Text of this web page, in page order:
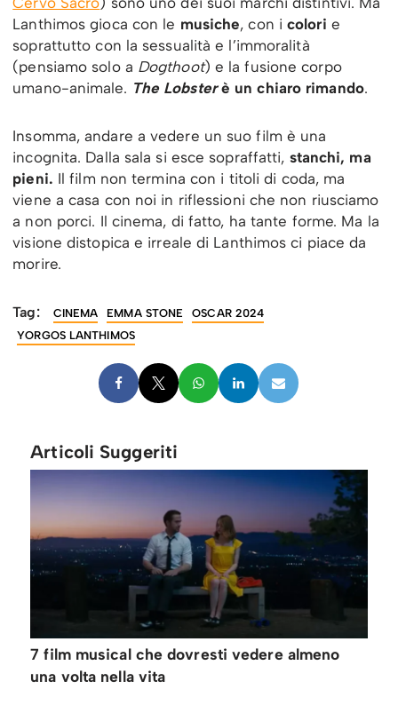
Lanthimos gioca con le musiche, con icolori e
soprattutto con la sessualità e l’immoralità
(pensiamo solo a Dogthoot) e la fusione corpo
umano-animale. The Lobsterè un chiaro rimando.
Insomma, andare a vedere un suo film è una
incognita. Dalla sala si esce sopraffatti, stanchi, ma
pieni. Il film non termina con i titoli di coda, ma
viene a casa con noi in riflessioni che non riusciamo
a non porci. Il cinema, di fatto, ha tante forme. Ma la
visione distopica e irreale di Lanthimos ci piace da
morire.
Tag: CINEMA EMMA STONE
OSCAR 2024
YORGOS LANTHIMOS
Articoli Suggeriti
7 film musical che dovresti vedere almeno
una volta nella vita